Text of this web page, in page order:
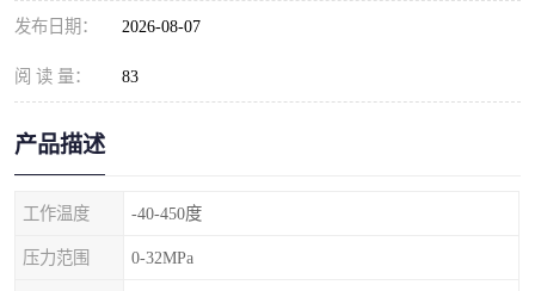
发布日期： 2026-08-07
阅 读 量： 83
产品描述
工作温度 -40-450度
压力范围 0-32MPa